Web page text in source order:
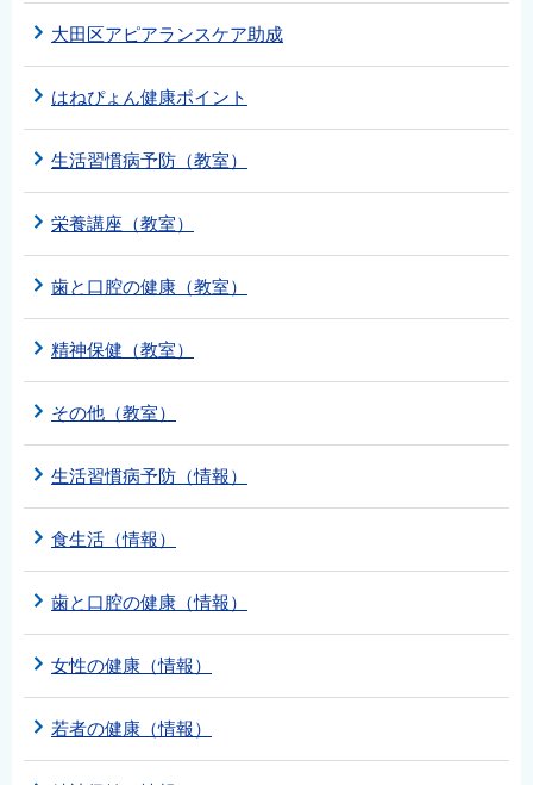
大田区アピアランスケア助成
はねぴょん健康ポイント
生活習慣病予防（教室）
栄養講座（教室）
歯と口腔の健康（教室）
精神保健（教室）
その他（教室）
生活習慣病予防（情報）
食生活（情報）
歯と口腔の健康（情報）
女性の健康（情報）
若者の健康（情報）